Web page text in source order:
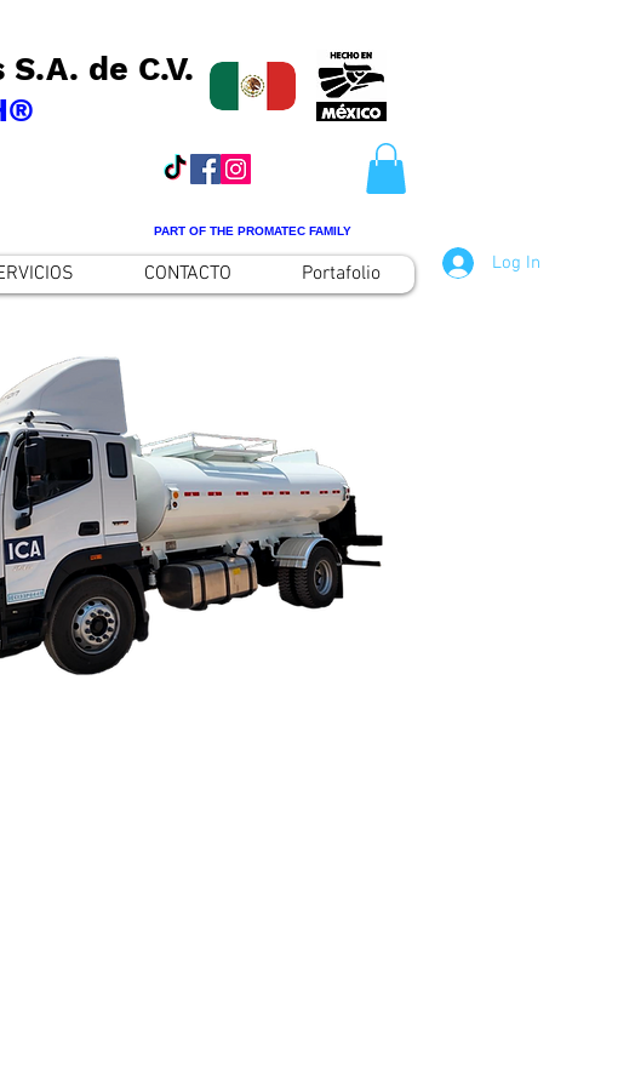
de C.V.
PART OF THE PROMATEC FAMILY
Log In
CONTACTO Portafolio